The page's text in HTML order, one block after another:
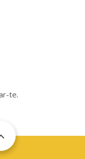
te.